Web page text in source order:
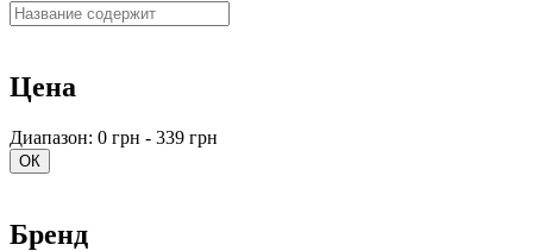
Цена
Диапазон: 0 грн - 339 грн
ОК
Бренд